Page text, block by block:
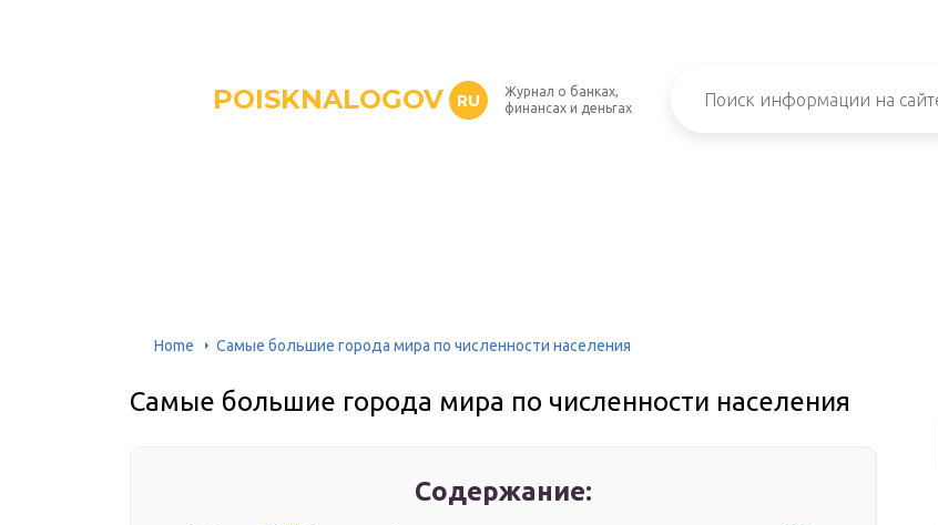
POISKNALOGOV RU
Журнал о банках,
финансах и деньгах
Home Самые большие города мира по численности населения
Самые большие города мира по численности населения
Содержание: